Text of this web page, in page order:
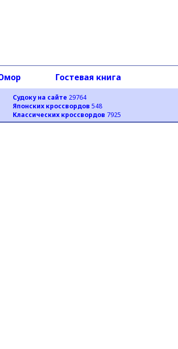
Судоку на сайте 29764
Японских кроссвордов 548
Классических кроссвордов 7925
Гостевая книга